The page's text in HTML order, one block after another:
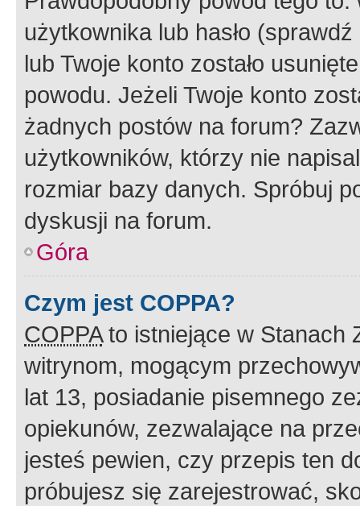
użytkownika lub hasło
lub Twoje konto zostało
powodu. Jeżeli Twoje konto
żadnych postów na forum?
użytkowników, którzy nie
rozmiar bazy danych. Spróbuj
dyskusji na forum.
Góra
Czym jest COPPA?
COPPAto istniejące w Stanach
witrynom, mogącym
lat 13, posiadanie pisemnego
opiekunów, zezwalające na
jesteś pewien, czy przepis ten
próbujesz się zarejestrować,